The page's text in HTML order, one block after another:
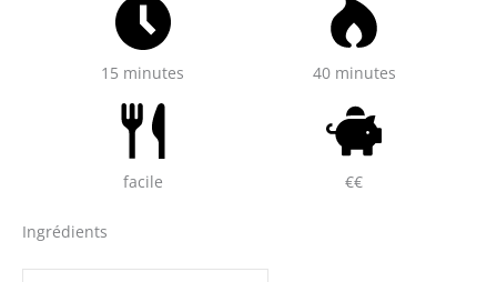
15 minutes 40 minutes
facile €€
Ingrédients